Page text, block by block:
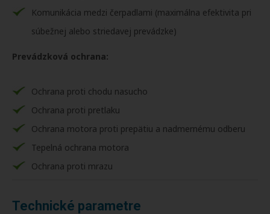
Komunikácia medzi čerpadlami (maximálna efektivita pri
súbežnej alebo striedavej prevádzke)
Prevádzková ochrana:
Ochrana proti chodu nasucho
Ochrana proti pretlaku
Ochrana motora proti prepätiu a nadmernému odberu
Tepelná ochrana motora
Ochrana proti mrazu
Technické parametre